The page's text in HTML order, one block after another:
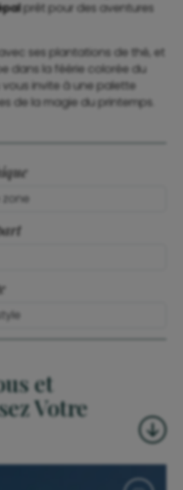
prêt pour des aventures
ses plantations de thé, et
dans la féérie colorée du
vous invite à une palette
de la magie du printemps.
et
Votre